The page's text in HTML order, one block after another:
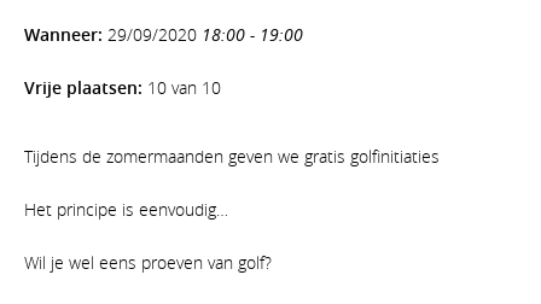
Wanneer: 29/09/2020 18:00 - 19:00
Vrije plaatsen: 10 van 10
Tijdens de zomermaanden geven we gratis golfinitiaties
Het principe is eenvoudig…
Wil je wel eens proeven van golf?